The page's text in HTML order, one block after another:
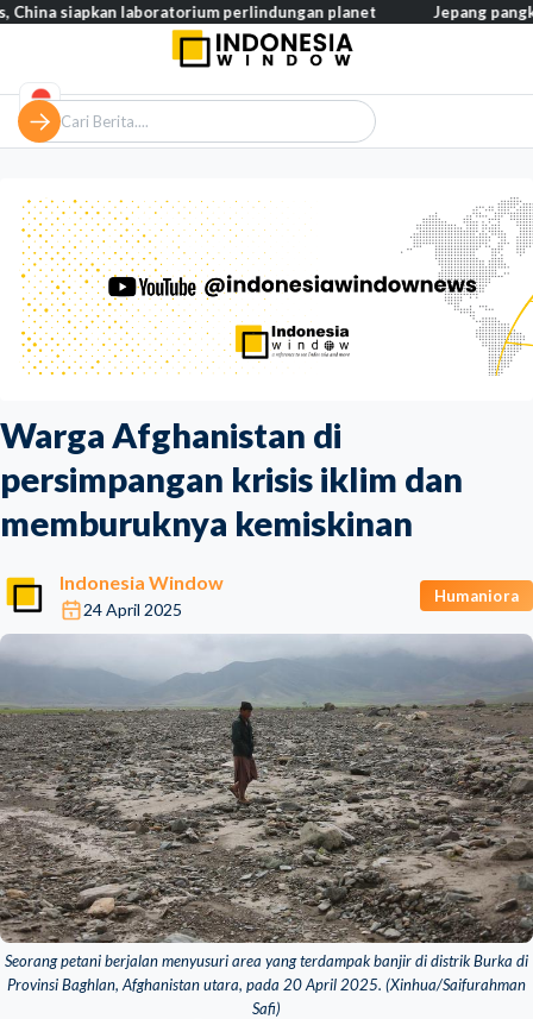
Warga Afghanistan di
persimpangan krisis iklim dan
memburuknya kemiskinan
Indonesia Window
24 April 2025
Humaniora
Seorang petani berjalan menyusuri area yang terdampak banjir di distrik Burka di
Provinsi Baghlan, Afghanistan utara, pada 20 April 2025. (Xinhua/Saifurahman
Safi)
laboratorium perlindungan planet Jepang pangkas pajak